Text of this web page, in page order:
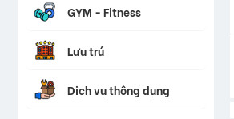
GYM - Fitness
Lưu trú
Dịch vụ thông dụng